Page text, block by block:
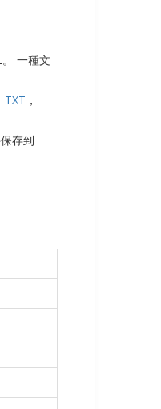
一種文
TXT ，
存到